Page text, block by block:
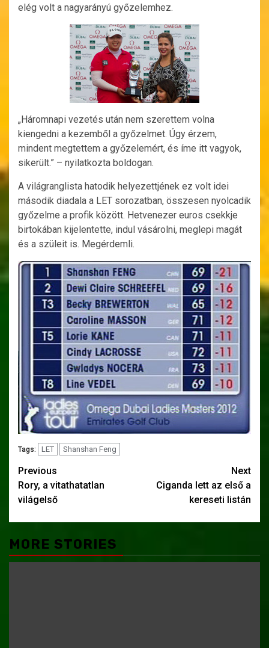
elég volt a nagyarányú győzelemhez.
„Háromnapi vezetés után nem szerettem volna
kiengedni a kezemből a győzelmet. Úgy érzem,
mindent megtettem a győzelemért, és íme itt vagyok,
sikerült.” – nyilatkozta boldogan.
A világranglista hatodik helyezettjének ez volt idei
második diadala a LET sorozatban, összesen nyolcadik
győzelme a profik között. Hetvenezer euros csekkje
birtokában kijelentette, indul vásárolni, meglepi magát
és a szüleit is. Megérdemli.
Tags: LET Shanshan Feng
Post
navigation
Previous
Rory, a vitathatatlan
világelső
Next
Ciganda lett az első a
kereseti listán
MORE STORIES